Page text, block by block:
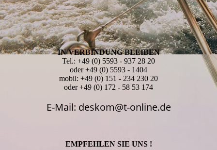
IN VERBINDUNG BLEIBEN
Tel.: +49 (0) 5593 - 937 28 20
oder +49 (0) 5593 - 1404
mobil: +49 (0) 151 - 234 230 20
oder +49 (0) 172 - 58 53 174
E-Mail: deskom@t-online.de
EMPFEHLEN SIE UNS !